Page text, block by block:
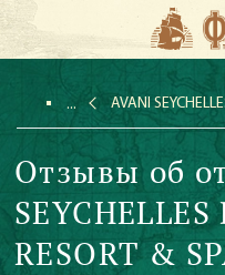
AVANI
Отзывы об
RESORT &